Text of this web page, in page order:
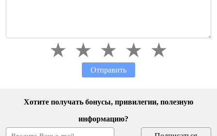
Отправить
Хотите получать бонусы, привилегии, полезную
информацию?